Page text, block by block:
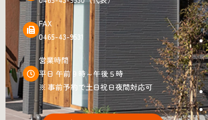
FAX
0465-43-9531
営業時間
平日 午前９時～午後５時
※ 事前予約で土日祝日夜間対応可